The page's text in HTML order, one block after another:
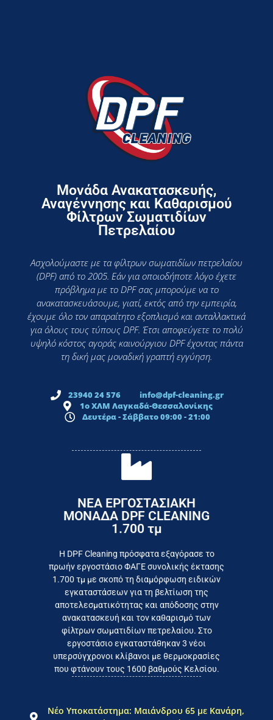
Μονάδα Ανακατασκευής,
Αναγέννησης και Καθαρισμού
Φίλτρων Σωματιδίων
Πετρελαίου
Ασχολούμαστε με τα φίλτρων σωματιδίων πετρελαίου
(DPF) από το 2005. Εάν για οποιοδήποτε λόγο έχετε
πρόβλημα με το DPF σας μπορούμε να το
ανακατασκευάσουμε, γιατί, εκτός από την εμπειρία,
έχουμε όλο τον απαραίτητο εξοπλισμό και ανταλλακτικά
για όλους τους τύπους DPF. Έτσι αποφεύγετε το πολύ
υψηλό κόστος αγοράς καινούργιου DPF έχοντας πάντα
τη δική μας μοναδική γραπτή εγγύηση.
23940 24 576
info@dpf-cleaning.gr
1ο ΧΛΜ Λαγκαδά-Θεσσαλονίκης
Δευτέρα - Σάββατο 09:00 - 21:00
ΝΕΑ ΕΡΓΟΣΤΑΣΙΑΚΗ
ΜΟΝΑΔΑ DPF CLEANING
1.700 τμ
Η DPF Cleaning πρόσφατα εξαγόρασε το
πρωήν εργοστάσιο ΦΑΓΕ συνολικής έκτασης
1.700 τμ με σκοπό τη διαμόρφωση ειδικών
εγκαταστάσεων για τη βελτίωση της
αποτελεσματικότητας και απόδοσης στην
ανακατασκευή και τον καθαρισμό των
φίλτρων σωματιδίων πετρελαίου. Στο
εργοστάσιο εγκαταστάθηκαν 3 νέοι
υπερσύγχρονοι κλίβανοι με θερμοκρασίες
που φτάνουν τους 1600 βαθμούς Κελσίου.
Εργαζόμαστε καθημερινά για
το συμφέρον του τελικού
καταναλωτή
Νέο Υποκατάστημα: Μαιάνδρου 65 με Κανάρη,